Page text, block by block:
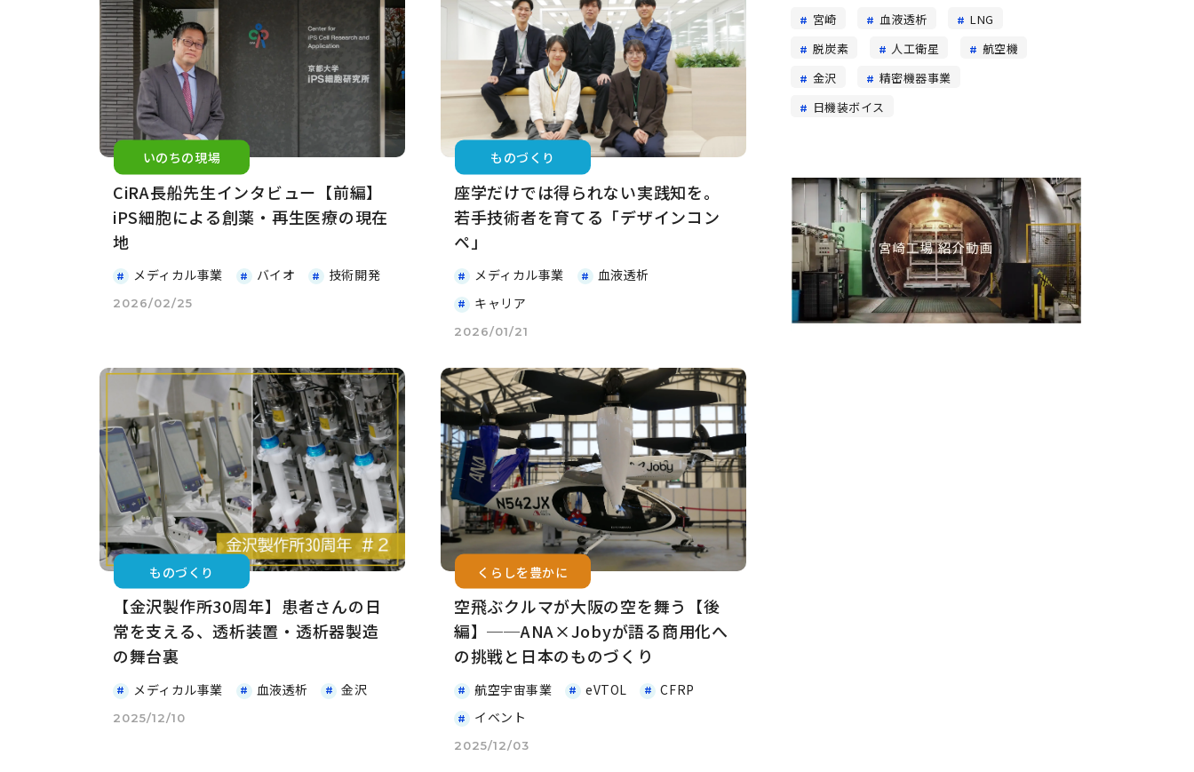
いのちの現場
CiRA長船先生インタビュー【前編】
iPS細胞による創薬・再生医療の現在
地
メディカル事業 バイオ 技術開発
2026/02/25
ものづくり
座学だけでは得られない実践知を。
若手技術者を育てる「デザインコン
ペ」
メディカル事業
血液透析
キャリア
2026/01/21
ものづくり
【金沢製作所30周年】患者さんの日
常を支える、透析装置・透析器製造
の舞台裏
メディカル事業 血液透析 金沢
2025/12/10
くらしを豊かに
空飛ぶクルマが大阪の空を舞う【後
編】──ANA×Jobyが語る商用化へ
の挑戦と日本のものづくり
航空宇宙事業 eVTOL
CFRP
イベント
2025/12/03
宮崎
血液透析
LNG
脱炭素
人工衛星
航空機
金沢
精密機器事業
日機装ボイス